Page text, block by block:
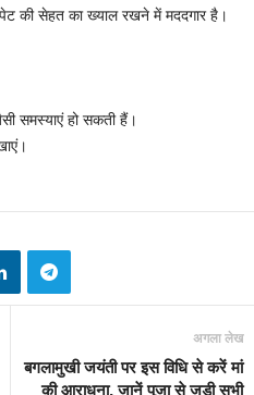
पेट की सेहत का ख्‍याल रखने में मददगार है।
समस्याएं हो सकती हैं।
अगला लेख
बगलामुखी जयंती पर इस विधि से करें मां
की आराधना, जानें पूजा से जुड़ी सभी